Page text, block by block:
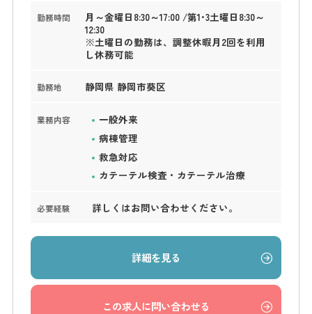
勤務時間
月～金曜日8:30～17:00 /第1･3土曜日8:30～
12:30
※土曜日の勤務は、調整休暇月2回を利用
し休務可能
勤務地 静岡県 静岡市葵区
業務内容
一般外来
病棟管理
救急対応
カテーテル検査・カテーテル治療
必要経験 詳しくはお問い合わせください。
詳細を見る
この求人に問い合わせる